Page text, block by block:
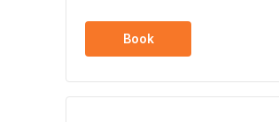
Book